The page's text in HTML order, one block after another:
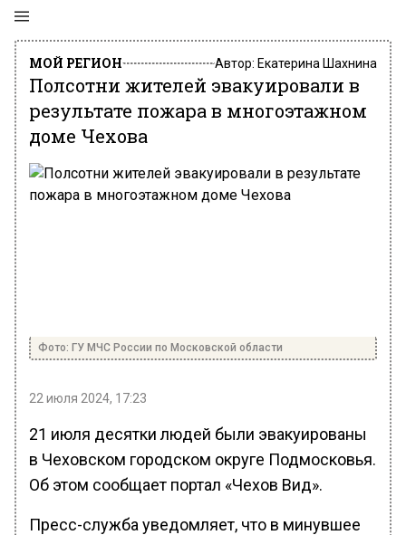
МОЙ РЕГИОН Автор: Екатерина Шахнина
Полсотни жителей эвакуировали в
результате пожара в многоэтажном
доме Чехова
Фото: ГУ МЧС России по Московской области
22 июля 2024, 17:23
21 июля десятки людей были эвакуированы
в Чеховском городском округе Подмосковья.
Об этом сообщает портал «Чехов Вид».
Пресс-служба уведомляет, что в минувшее